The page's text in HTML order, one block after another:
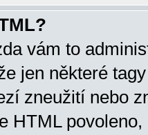
vám to
jen některé
zneužití nebo
HTML